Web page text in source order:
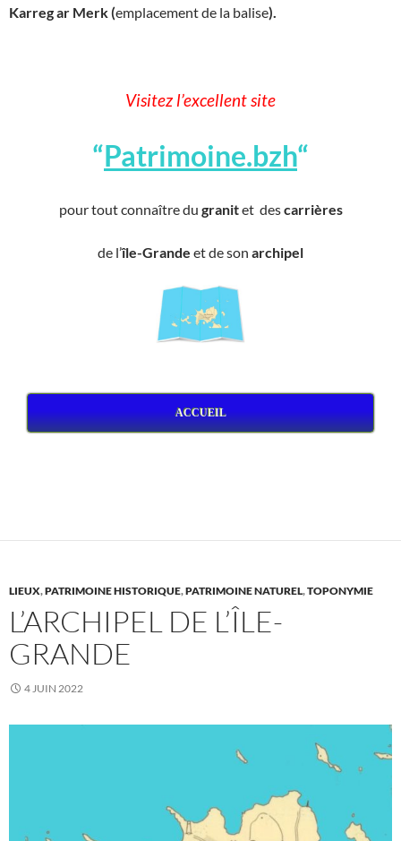
Karreg ar Merk (emplacement de la balise).
Visitez l’excellent site
“Patrimoine.bzh“
pour tout connaître du granitet descarrières
de l’île-Grande et de son archipel
ACCUEIL
LIEUX,PATRIMOINE HISTORIQUE,PATRIMOINE NATUREL,TOPONYMIE
L’ARCHIPEL DE L’ÎLE-
GRANDE
4 JUIN 2022